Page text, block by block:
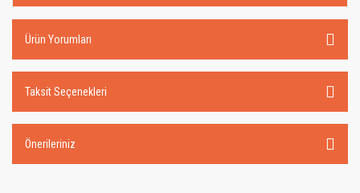
Ürün Yorumları
Taksit Seçenekleri
Önerileriniz